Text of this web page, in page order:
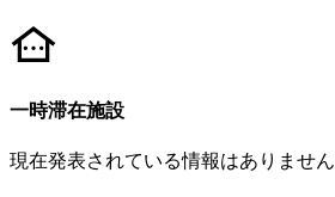
一時滞在施設
現在発表されている情報はありません